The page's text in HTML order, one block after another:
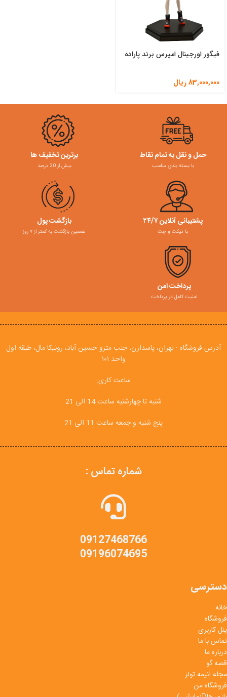
فیگور اورجینال امپرس برند پاراده
83,000,000ریال
حمل و نقل به تمام نقاط
با بسته بندی مناسب
برترین تخفیف ها
بیش از 20 درصد
پشتیبانی آنلاین ۲۴/۷
با تیکت و چت
بازگشت پول
تضمین بازگشت به کمتر از ۷ روز
پرداخت امن
امنیت کامل در پرداخت
آدرس فروشگاه : تهران، پاسدارن، جنب مترو حسین آباد، رونیکا مال، طبقه اول
واحد ۱۰۱
ساعت کاری:
شنبه تا چهارشنبه ساعت 14 الی 21
پنج شنبه و جمعه ساعت 11 الی 21
شماره تماس :
09127468766
09196074695
دسترسی
خانه
فروشگاه
پنل کاربری
تماس با ما
درباره ما
قصه گو
مجله انیمه تولز
فروشگاه من